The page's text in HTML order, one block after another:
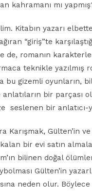
kahramanı mı
Kitabın yazarı
“giriş”te
romanın
teknikle yazılmış
bu gizemli oyunların,
bir parçası
seslenen bir anlatıcı-
Karışmak, Gülten’in
bir evi satın
bilinen doğal
Gülten’in
neden olur.